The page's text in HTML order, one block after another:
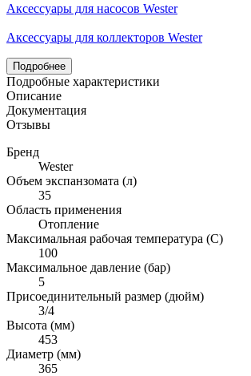
Аксессуары для насосов Wester
Аксессуары для коллекторов Wester
Подробнее
Подробные характеристики
Описание
Документация
Отзывы
Бренд
Wester
Объем экспанзомата (л)
35
Область применения
Отопление
Максимальная рабочая температура (С)
100
Максимальное давление (бар)
5
Присоединительный размер (дюйм)
3/4
Высота (мм)
453
Диаметр (мм)
365